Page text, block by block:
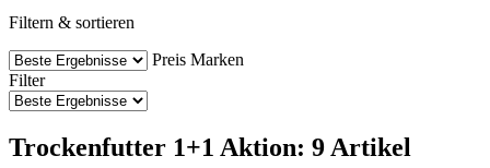
Filtern & sortieren
Preis Marken
Filter
Trockenfutter 1+1 Aktion: 9 Artikel